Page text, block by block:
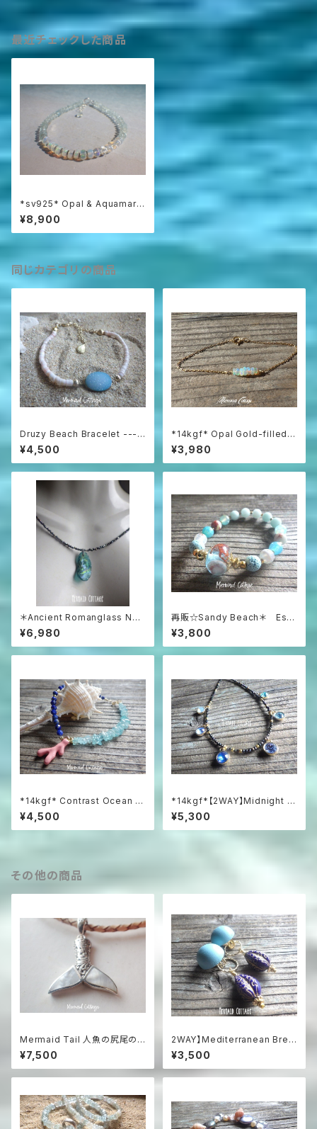
最近チェックした商品
*sv925* Opal & Aquamarin
e Bracelet プレシャスオパー
ル&アクアマリン
¥8,900
同じカテゴリの商品
Druzy Beach Bracelet ---b
lue druzy & shell
¥4,500
*14kgf* Opal Gold-filled B
racelet
¥3,980
＊Ancient Romanglass Nec
klace3WAY☆ローマングラス
ブラックスピネルネックレス☆ユ
ニセックス☆
¥6,980
再販☆Sandy Beach＊ Ess
ential Oil Diffuser Bracelet
¥3,800
*14kgf* Contrast Ocean Br
acelet 海のコントラスト☆ハ
ーフ＆ハーフブレスレット
¥4,500
*14kgf*【2WAY】Midnight O
cean Mosaic：ブラックスピネ
ルと6色スワロフスキーのネック
レス
¥5,300
その他の商品
Mermaid Tail 人魚の尻尾の
革紐ハワイアンネックレス マザ
ーオブパール＆シルバー925
¥7,500
2WAY】Mediterranean Bree
ze 2-Way Clip-On Earrings
地中海ブルーのステートメン
トイヤリング
¥3,500